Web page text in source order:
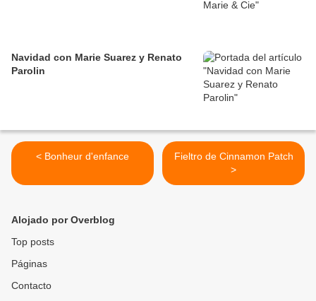
Navidad con Marie Suarez y Renato
Parolin
< Bonheur d'enfance
Fieltro de Cinnamon Patch
>
Alojado por Overblog
Top posts
Páginas
Contacto